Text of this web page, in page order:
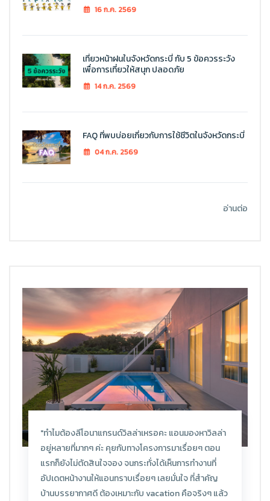
16 ก.ค. 2569
เที่ยวหน้าฝนในจังหวัดกระบี่ กับ 5 ข้อควรระวัง
เพื่อการเที่ยวให้สนุก ปลอดภัย
14 ก.ค. 2569
FAQ ที่พบบ่อยเกี่ยวกับการใช้ชีวิตในจังหวัดกระบี่
04 ก.ค. 2569
อ่านต่อ
"ทำไมต้องลีโอนาแกรนด์วิลล่าเหรอคะ แอนมองหาวิลล่า
อยู่หลายที่มากๆ ค่ะ คุยกับทางโครงการมาเรื่อยๆ ตอน
แรกก็ยังไม่ตัดสินใจจอง จนกระทั่งได้เห็นการทำงานที่
อัปเดตหน้างานให้แอนทราบเรื่อยๆ เลยมั่นใจ ที่สำคัญ
บ้านบรรยากาศดี ต้องเหมาะกับ vacation คือจริงๆ แล้ว